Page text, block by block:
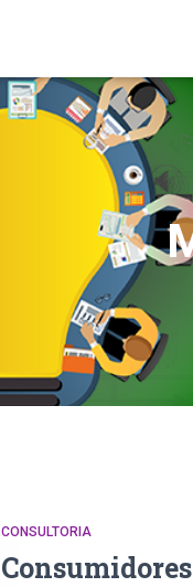
CONSULTORIA
Consumidores